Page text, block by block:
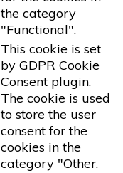
the category
"Functional".
This cookie is set
by GDPR Cookie
Consent plugin.
The cookie is used
to store the user
consent for the
cookies in the
category "Other.